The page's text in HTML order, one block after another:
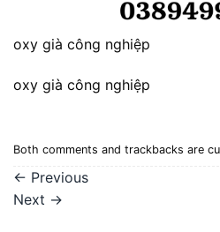
oxy già công nghiệp
oxy già công nghiệp
Both comments and trackbacks are
← Previous
Next →